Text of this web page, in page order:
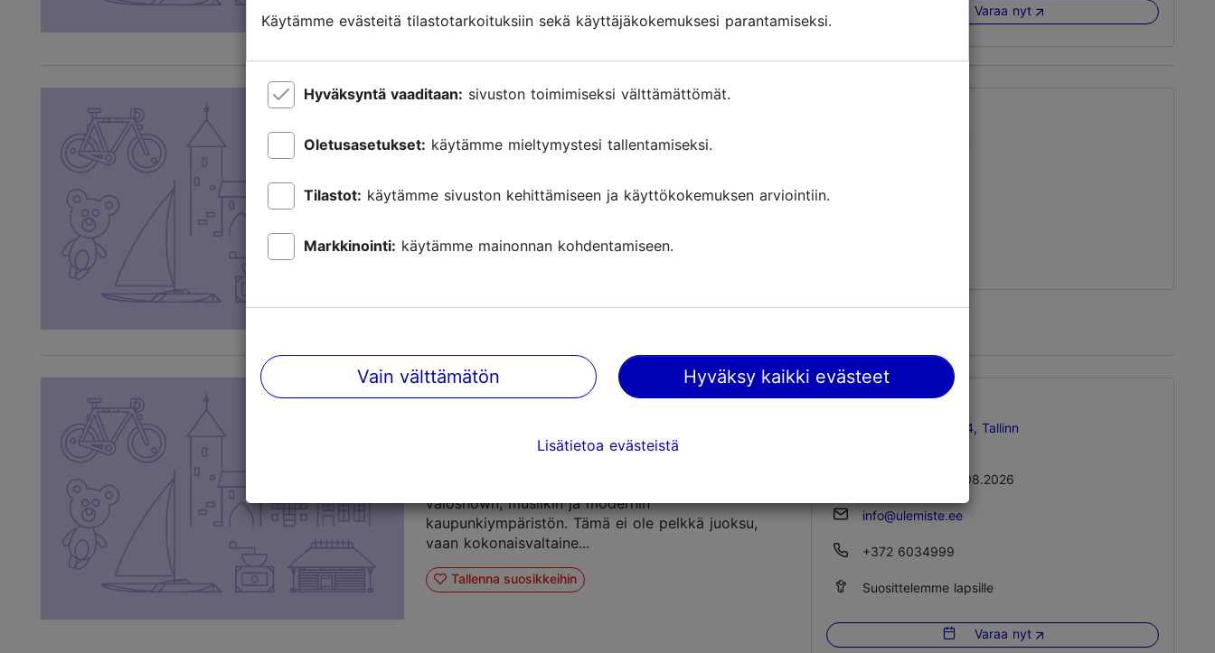
Varaa nyt
Englanninkielinen kierros KGB:n
Näyttely Kierrokset
Tule tutustumaan Viron lähihistorian pimeään
vankilaselleihin Pagari 1:ssä, aivan Tallinnan
Tallenna suosikkeihin
ÜLEMISTE Yöjuoksu - Tallinna
valoshown, musiikin ja modernin
kaupunkiympäristön. Tämä ei ole pelkkä juoksu,
vaan kokonaisvaltaine...
Tallenna suosikkeihin
Suur-Sõjamäe tn 4, Tallinn
14.08.2026 - 15.08.2026
info@ulemiste.ee
+372 6034999
Suosittelemme lapsille
Varaa nyt
Käytämme evästeitä tilastotarkoituksiin sekä käyttäjäkokemuksesi parantamiseksi.
Hyväksyntä vaaditaan: sivuston toimimiseksi välttämättömät.
Oletusasetukset: käytämme mieltymystesi tallentamiseksi.
Tilastot: käytämme sivuston kehittämiseen ja käyttökokemuksen arviointiin.
Markkinointi: käytämme mainonnan kohdentamiseen.
Vain välttämätön Hyväksy kaikki evästeet
Lisätietoa evästeistä